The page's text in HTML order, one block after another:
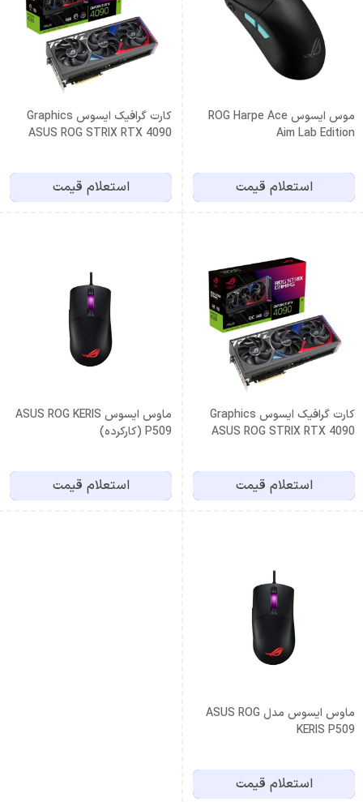
موس ایسوس ROG Harpe Ace
Aim Lab Edition
استعلام قیمت
کارت گرافیک ایسوس Graphics
ASUS ROG STRIX RTX 4090
استعلام قیمت
کارت گرافیک ایسوس Graphics
ASUS ROG STRIX RTX 4090
استعلام قیمت
ماوس ایسوس ASUS ROG KERIS
P509 (کارکرده)
استعلام قیمت
ماوس ایسوس مدل ASUS ROG
KERIS P509
استعلام قیمت